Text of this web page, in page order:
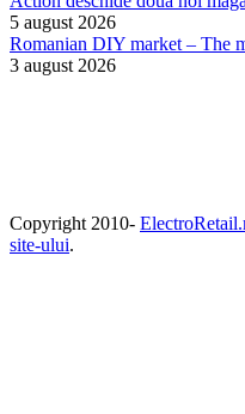
5 august 2026
Romanian DIY market – The
3 august 2026
Copyright 2010-
site-ului.